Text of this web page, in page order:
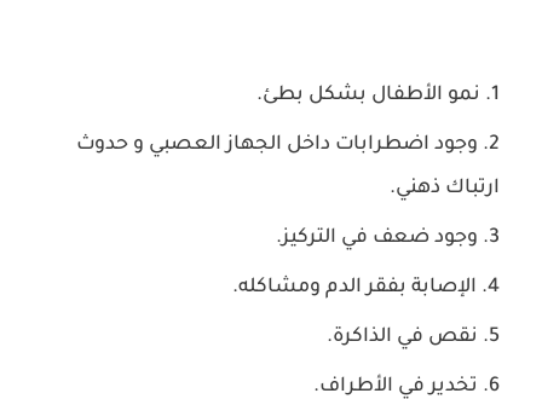
نمو الأطفال بشكل بطئ.
وجود اضطرابات داخل الجهاز العصبي و حدوث
ارتباك ذهني.
وجود ضعف في التركيز.
الإصابة بفقر الدم ومشاكله.
نقص في الذاكرة.
تخدير في الأطراف.